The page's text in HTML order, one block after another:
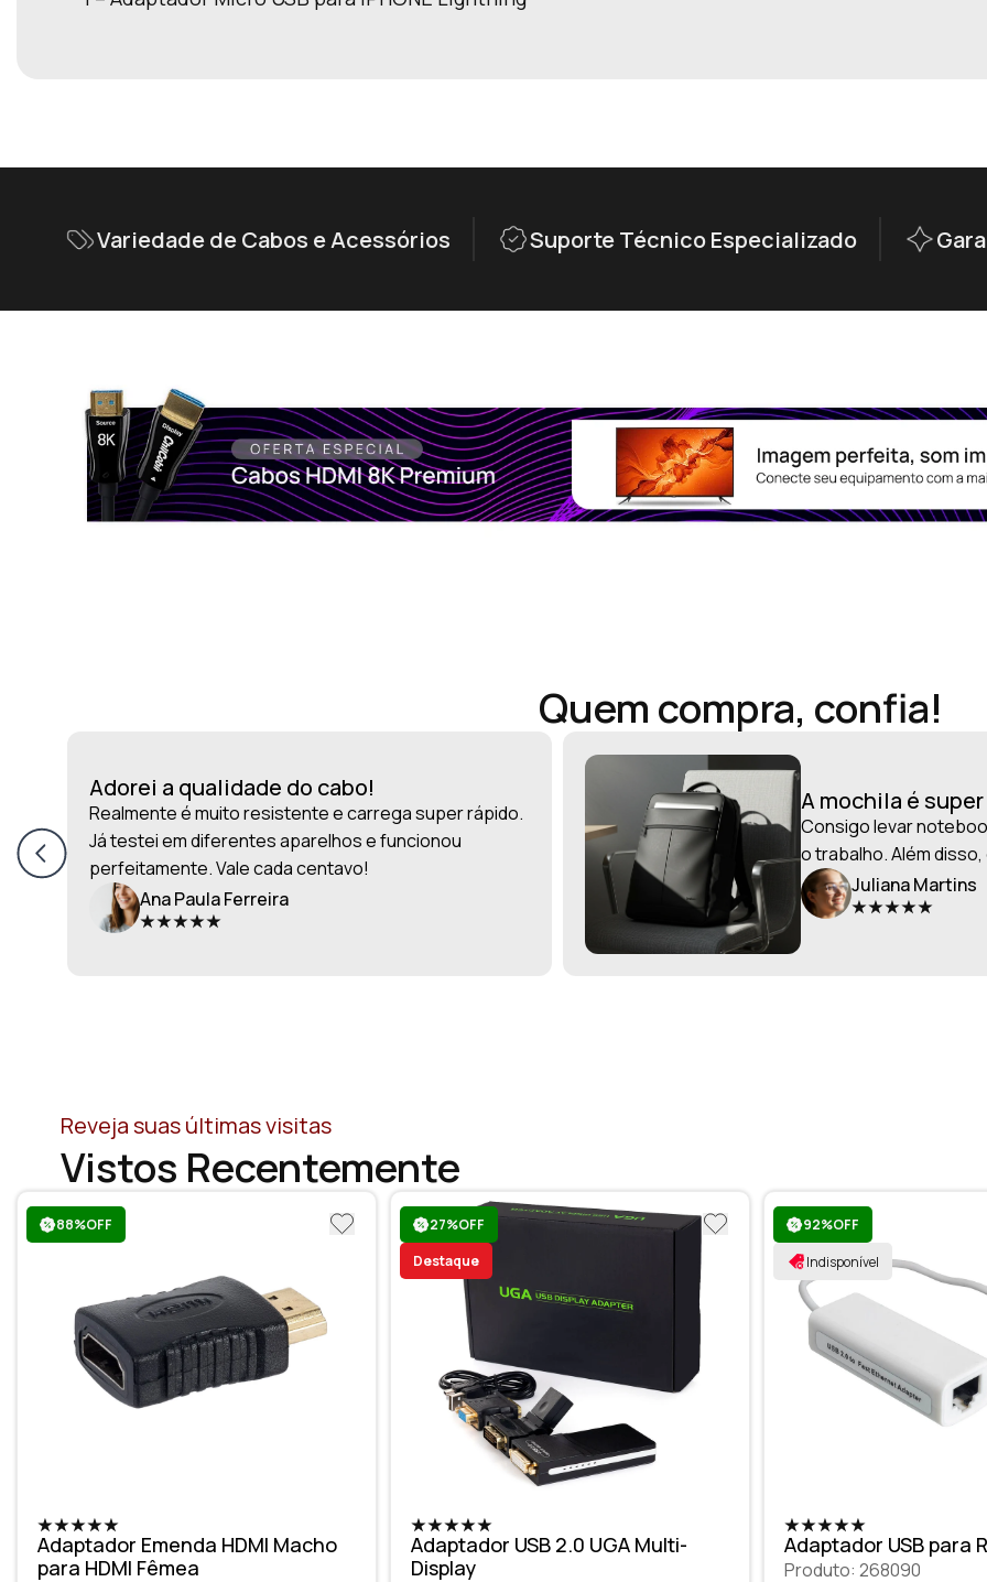
Variedade de Cabos e Acessórios Suporte Técnico Especializado
Quem compra, confia!
Adorei a qualidade do cabo!
Realmente é muito resistente e carrega super rápido.
Já testei em diferentes aparelhos e funcionou
perfeitamente. Vale cada centavo!
Ana Paula Ferreira
A mochila é
Consigo levar
o trabalho. Além
Juliana Martins
Reveja suas últimas visitas
Vistos Recentemente
88%OFF
Adaptador Emenda HDMI Macho
para HDMI Fêmea
27%OFF
Destaque
Adaptador USB 2.0 UGA Multi-
Display
92%OFF
Indisponível
Adaptador USB para
Produto: 268090